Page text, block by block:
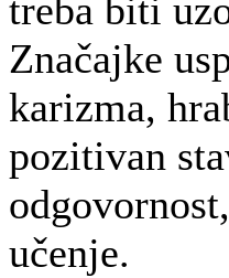
treba biti
Značajke
karizma,
pozitivan
učenje.